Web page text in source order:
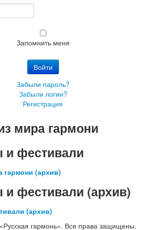
Запомнить меня
Войти
Забыли пароль?
Забыли логин?
Регистрация
мира гармони
и фестивали
гармони (архив)
и фестивали (архив)
(архив)
гармонь». Все права защищены.